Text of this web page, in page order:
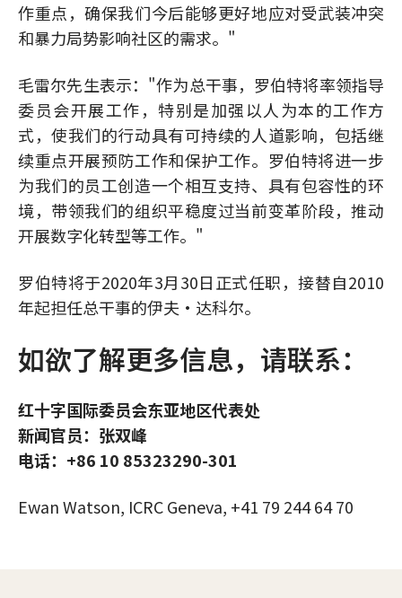
作重点，确保我们今后能够更好地应对受武装冲突
和暴力局势影响社区的需求。"
毛雷尔先生表示："作为总干事，罗伯特将率领指导
委员会开展工作，特别是加强以人为本的工作方
式，使我们的行动具有可持续的人道影响，包括继
续重点开展预防工作和保护工作。罗伯特将进一步
为我们的员工创造一个相互支持、具有包容性的环
境，带领我们的组织平稳度过当前变革阶段，推动
开展数字化转型等工作。"
罗伯特将于2020年3月30日正式任职，接替自2010
年起担任总干事的伊夫·达科尔。
如欲了解更多信息，请联系：
红十字国际委员会东亚地区代表处
新闻官员：张双峰
电话：+86 10 85323290-301
Ewan Watson, ICRC Geneva, +41 79 244 64 70